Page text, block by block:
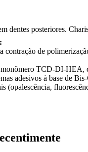
dentes posteriores.
contração de
TCD-DI-HEA,
adesivos à base de
(opalescência,